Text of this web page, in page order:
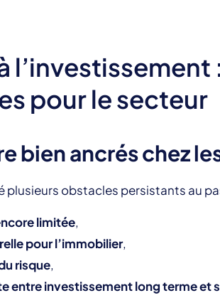
pour le secteur
bien ancrés chez
obstacles persistants au
limitée,
pour l’immobilier,
risque,
entre investissement long terme et